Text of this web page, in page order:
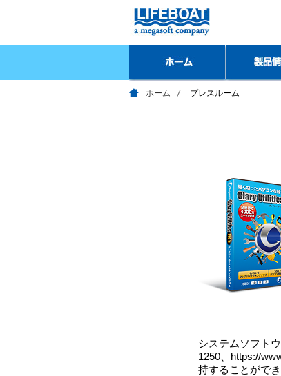
ホーム プレスルーム
システムソフト
1250、https://
持することがで